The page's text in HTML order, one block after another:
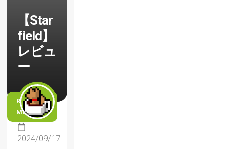
【Star
field】
レビュ
ー
READ
MORE
2024/09/17